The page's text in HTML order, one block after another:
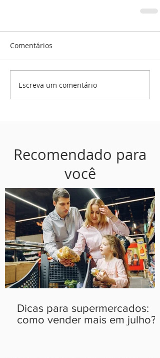
Comentários
Escreva um comentário
Recomendado para
você
Dicas para supermercados:
como vender mais em julho?